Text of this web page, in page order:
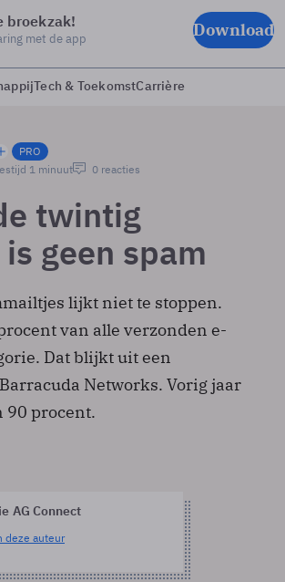
broekzak!
met de app Download
Tech & ToekomstCarrière
PRO
1 minuut 0 reacties
twintig
geen spam
lijkt niet te stoppen.
van alle verzonden e-
Dat blijkt uit een
Networks. Vorig jaar
90 procent.
AG Connect
deze auteur